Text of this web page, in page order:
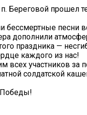
Береговой прошел
бессмертные песни
дополнили
праздника —
каждого из нас!
всех участников за
солдатской